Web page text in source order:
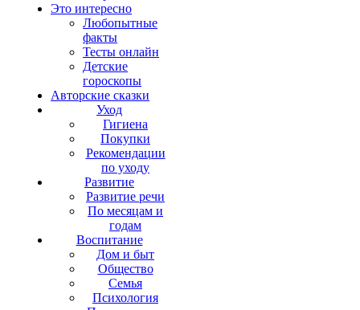
Это интересно
Любопытные
факты
Тесты онлайн
Детские
гороскопы
Авторские сказки
Уход
Гигиена
Покупки
Рекомендации
по уходу
Развитие
Развитие речи
По месяцам и
годам
Воспитание
Дом и быт
Общество
Семья
Психология